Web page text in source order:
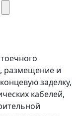
размещение и
заделку,
кабелей,